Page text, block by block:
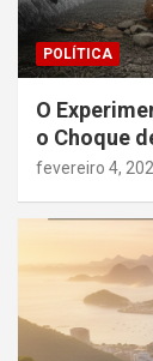
POLÍTICA
O
o Choque
fevereiro 4,